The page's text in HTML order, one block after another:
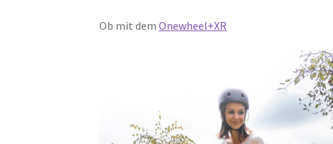
Ob mit demOnewheel+XR